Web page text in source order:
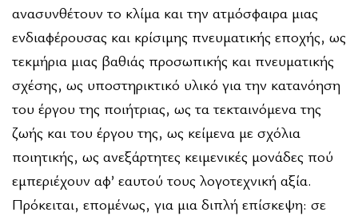
ανασυνθέτουν το κλίμα και την ατμόσφαιρα μιας
ενδιαφέρουσας και κρίσιμης πνευματικής εποχής, ως
τεκμήρια μιας βαθιάς προσωπικής και πνευματικής
σχέσης, ως υποστηρικτικό υλικό για την κατανόηση
του έργου της ποιήτριας, ως τα τεκταινόμενα της
ζωής και του έργου της, ως κείμενα με σχόλια
ποιητικής, ως ανεξάρτητες κειμενικές μονάδες πού
εμπεριέχουν αφ’ εαυτού τους λογοτεχνική αξία.
Πρόκειται, επομένως, για μια διπλή επίσκεψη: σε